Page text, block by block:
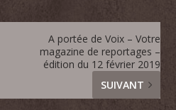
A portée de Voix – Votre
magazine de reportages –
édition du 12 février 2019
SUIVANT